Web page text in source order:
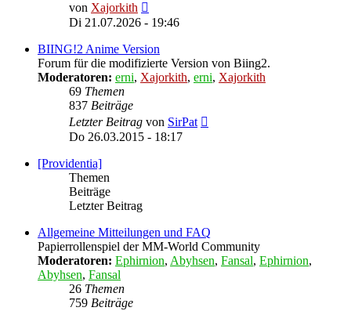
von Xajorkith
Beitrag
Di 21.07.2026 - 19:46
BIING!2 Anime Version
Forum für die modifizierte Version von Biing2.
Moderatoren: erni, Xajorkith, erni, Xajorkith
69 Themen
837 Beiträge
Letzter Beitrag von SirPat
Do 26.03.2015 - 18:17
[Providentia]
Themen
Beiträge
Letzter Beitrag
Allgemeine Mitteilungen und FAQ
Papierrollenspiel der MM-World Community
Moderatoren: Ephirnion, Abyhsen, Fansal, Ephirnion,
Abyhsen, Fansal
26 Themen
759 Beiträge